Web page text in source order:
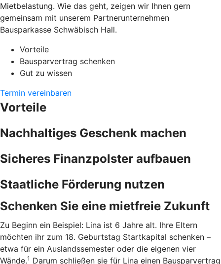
Mietbelastung. Wie das geht, zeigen wir Ihnen gern
gemeinsam mit unserem Partnerunternehmen
Bausparkasse Schwäbisch Hall.
Vorteile
Bausparvertrag schenken
Gut zu wissen
Termin vereinbaren
Vorteile
Nachhaltiges Geschenk machen
Sicheres Finanzpolster aufbauen
Staatliche Förderung nutzen
Schenken Sie eine mietfreie Zukunft
Zu Beginn ein Beispiel: Lina ist 6 Jahre alt. Ihre Eltern
möchten ihr zum 18. Geburtstag Startkapital schenken –
etwa für ein Auslandssemester oder die eigenen vier
Wände.1 Darum schließen sie für Lina einen Bausparvertrag